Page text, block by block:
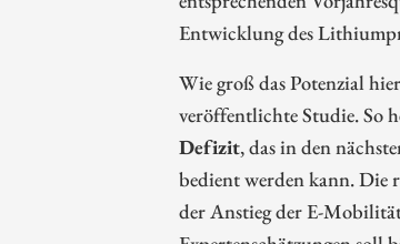
Entwicklung des
Wie groß das Potenzial
veröffentlichte Studie. So
Defizit, das in den
bedient werden kann. Die
der Anstieg der E-